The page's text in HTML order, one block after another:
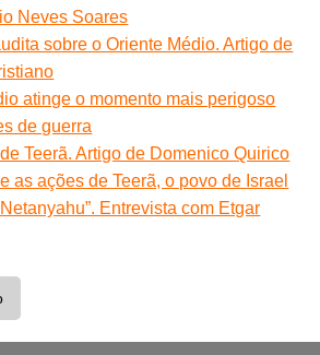
Neves Soares
sobre o Oriente Médio. Artigo de
atinge o momento mais perigoso
de guerra
Teerã. Artigo de Domenico Quirico
as ações de Teerã, o povo de Israel
Entrevista com Etgar